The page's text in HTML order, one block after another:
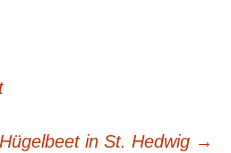
in St. Hedwig →